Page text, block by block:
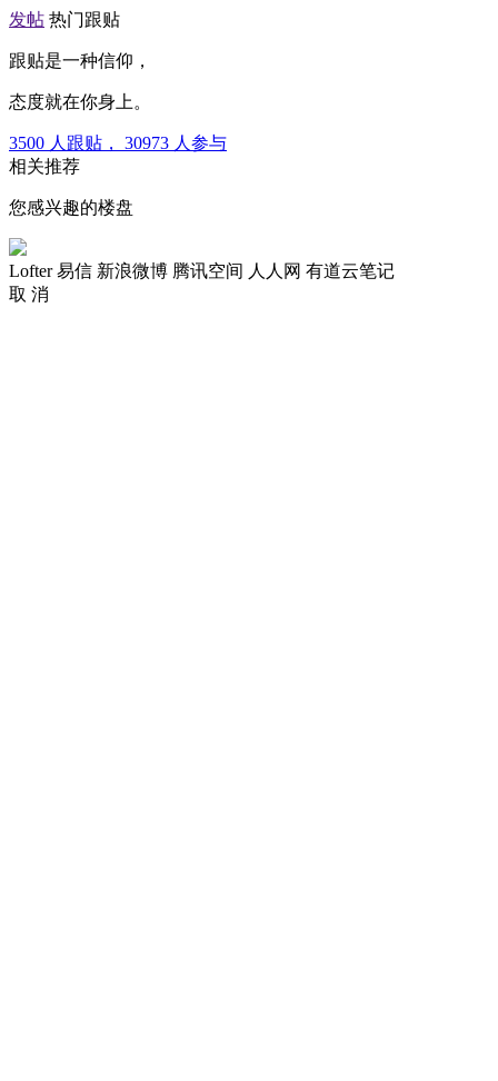
发帖 热门跟贴
跟贴是一种信仰，
态度就在你身上。
3500 人跟贴， 30973 人参与
相关推荐
您感兴趣的楼盘
Lofter 易信 新浪微博 腾讯空间 人人网 有道云笔记
取 消